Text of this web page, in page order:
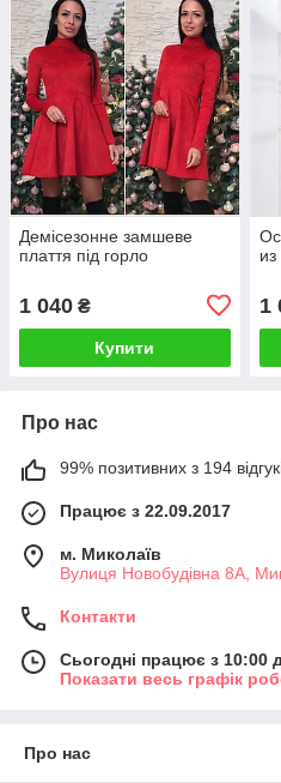
Демісезонне замшеве
плаття під горло
1 040 ₴
Купити
1
Про нас
99% позитивних з 194
Працює з 22.09.2017
м. Миколаїв
Вулиця Новобудівна 8А,
Контакти
Сьогодні працює з 10:00
Показати весь графік
Про нас